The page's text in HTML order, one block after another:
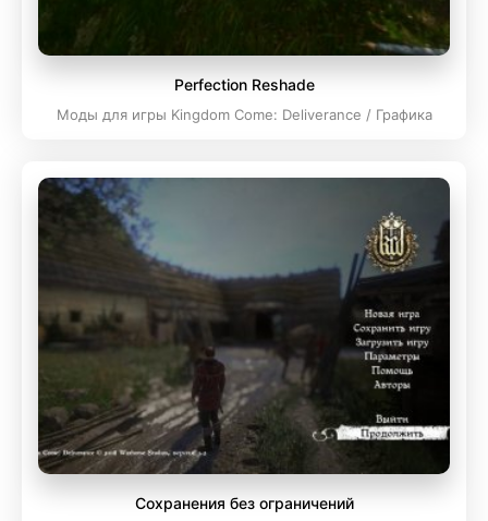
Perfection Reshade
Моды для игры Kingdom Come: Deliverance / Графика
Сохранения без ограничений